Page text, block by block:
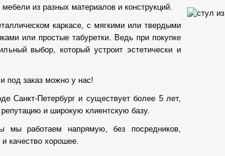
из разных материалов и конструкций.
каркасе, с мягкими или твердыми
или простые табуретки. Ведь при покупке
выбор, который устроит эстетически и
под заказ можно у нас!
Санкт-Петербург и существует более 5 лет,
и широкую клиентскую базу.
работаем напрямую, без посредников,
качество хорошее.